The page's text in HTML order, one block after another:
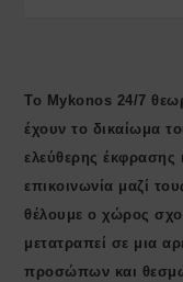
Το Mykonos 24/7
έχουν το δικαίωμα
ελεύθερης έκφρασης
επικοινωνία μαζί
θέλουμε ο χώρος
μετατραπεί σε μια
προσώπων και